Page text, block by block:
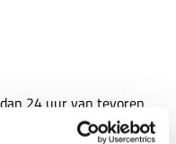
24 uur van tevoren
dit in rekening brengen.